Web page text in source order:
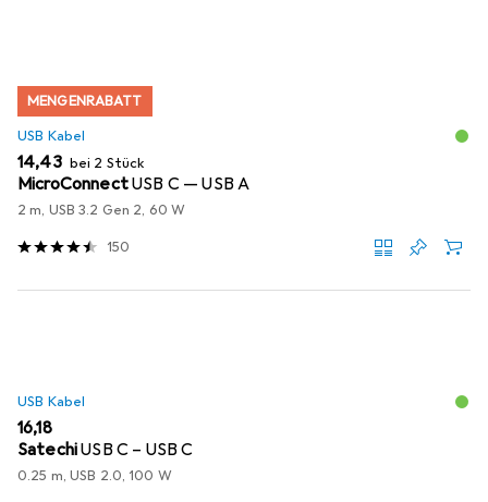
MENGENRABATT
USB Kabel
EUR
14,43 bei 2 Stück
MicroConnectUSB C — USB A
2 m, USB 3.2 Gen 2, 60 W
150
USB Kabel
EUR
16,18
SatechiUSB C – USB C
0.25 m, USB 2.0, 100 W